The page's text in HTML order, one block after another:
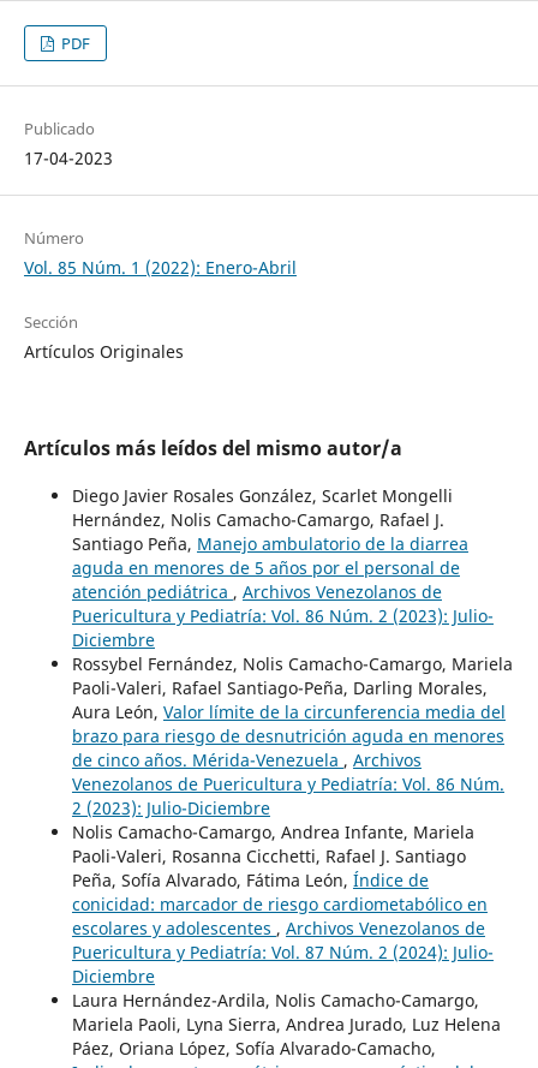
PDF
Publicado
17-04-2023
Número
Vol. 85 Núm. 1 (2022): Enero-Abril
Sección
Artículos Originales
Artículos más leídos del mismo autor/a
Diego Javier Rosales González, Scarlet Mongelli
Hernández, Nolis Camacho-Camargo, Rafael J.
Santiago Peña, Manejo ambulatorio de la diarrea
aguda en menores de 5 años por el personal de
atención pediátrica , Archivos Venezolanos de
Puericultura y Pediatría: Vol. 86 Núm. 2 (2023): Julio-
Diciembre
Rossybel Fernández, Nolis Camacho-Camargo, Mariela
Paoli-Valeri, Rafael Santiago-Peña, Darling Morales,
Aura León, Valor límite de la circunferencia media del
brazo para riesgo de desnutrición aguda en menores
de cinco años. Mérida-Venezuela , Archivos
Venezolanos de Puericultura y Pediatría: Vol. 86 Núm.
2 (2023): Julio-Diciembre
Nolis Camacho-Camargo, Andrea Infante, Mariela
Paoli-Valeri, Rosanna Cicchetti, Rafael J. Santiago
Peña, Sofía Alvarado, Fátima León, Índice de
conicidad: marcador de riesgo cardiometabólico en
escolares y adolescentes , Archivos Venezolanos de
Puericultura y Pediatría: Vol. 87 Núm. 2 (2024): Julio-
Diciembre
Laura Hernández-Ardila, Nolis Camacho-Camargo,
Mariela Paoli, Lyna Sierra, Andrea Jurado, Luz Helena
Páez, Oriana López, Sofía Alvarado-Camacho,